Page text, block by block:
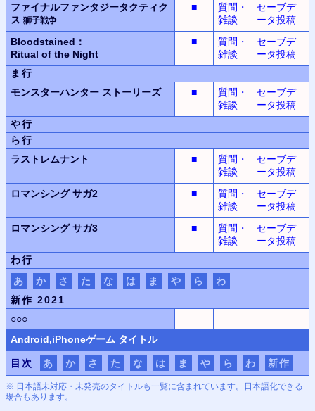
ファイナルファンタジータクティク
ス 獅子戦争
■
質問・
雑談
セーブデ
ータ投稿
Bloodstained：
Ritual of the Night
■
質問・
雑談
セーブデ
ータ投稿
ま行
モンスターハンター ストーリーズ ■
質問・
雑談
セーブデ
ータ投稿
や行
ら行
ラストレムナント
■
質問・
雑談
セーブデ
ータ投稿
ロマンシング サガ2
■
質問・
雑談
セーブデ
ータ投稿
ロマンシング サガ3
■
質問・
雑談
セーブデ
ータ投稿
わ行
あ
か さ た な は ま や ら
わ
新作 2021
○○○
Android,iPhoneゲーム タイトル
目次 あ か さ た な は ま や ら わ 新作
※ 日本語未対応・未発売のタイトルも一覧に含まれています。日本語化できる
場合もあります。